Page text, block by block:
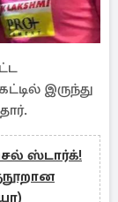
இருந்து
ஸ்டார்க்!